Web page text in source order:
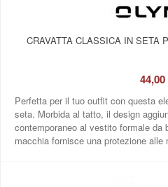
CRAVATTA CLASSICA IN SETA
44,00
Perfetta per il tuo outfit con questa
seta. Morbida al tatto, il design
contemporaneo al vestito formale da
macchia fornisce una protezione alle